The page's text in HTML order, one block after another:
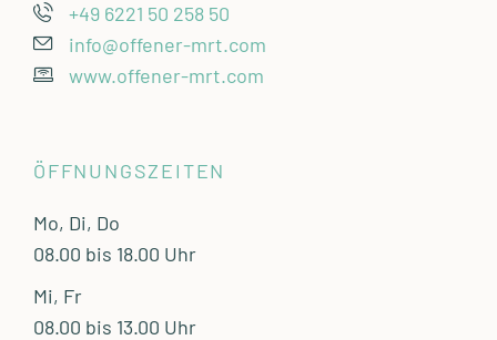
+49 6221 50 258 50
info@offener-mrt.com
www.offener-mrt.com
ÖFFNUNGSZEITEN
Mo, Di, Do
08.00 bis 18.00 Uhr
Mi, Fr
08.00 bis 13.00 Uhr